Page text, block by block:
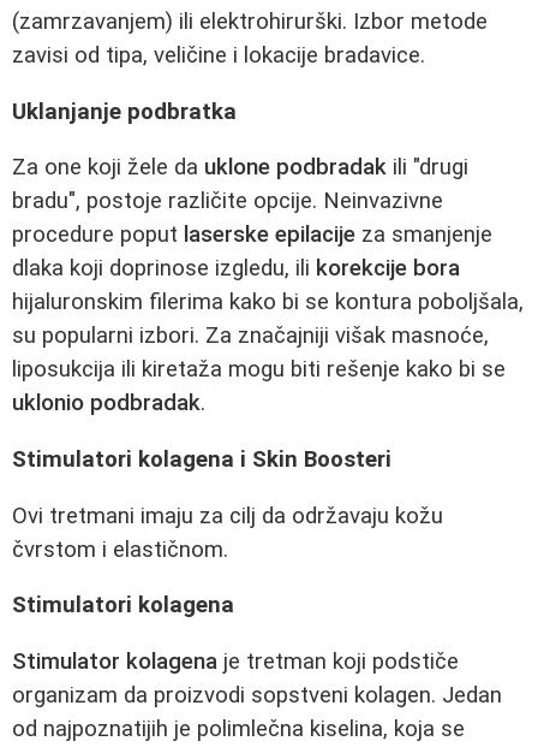
(zamrzavanjem) ili elektrohirurški. Izbor metode
zavisi od tipa, veličine i lokacije bradavice.
Uklanjanje podbratka
Za one koji žele da uklone podbradak ili "drugi
bradu", postoje različite opcije. Neinvazivne
procedure poput laserske epilacije za smanjenje
dlaka koji doprinose izgledu, ili korekcije bora
hijaluronskim filerima kako bi se kontura poboljšala,
su popularni izbori. Za značajniji višak masnoće,
liposukcija ili kiretaža mogu biti rešenje kako bi se
uklonio podbradak.
Stimulatori kolagena i Skin Boosteri
Ovi tretmani imaju za cilj da održavaju kožu
čvrstom i elastičnom.
Stimulatori kolagena
Stimulator kolagena je tretman koji podstiče
organizam da proizvodi sopstveni kolagen. Jedan
od najpoznatijih je polimlečna kiselina, koja se